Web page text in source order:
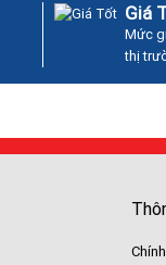
Giá
Mức
thị